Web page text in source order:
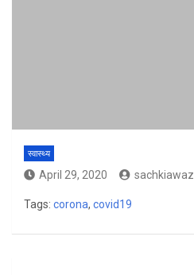
स्वास्थ्य
April 29, 2020 sachkiawaz
Tags: corona, covid19